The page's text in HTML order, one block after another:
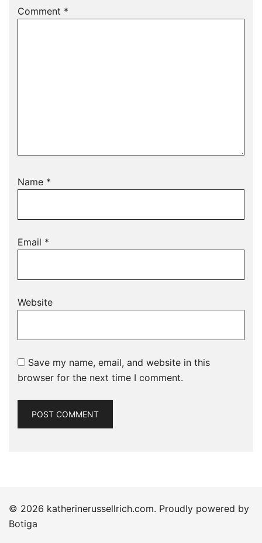
Comment *
Name *
Email *
Website
Save my name, email, and website in this
browser for the next time I comment.
© 2026 katherinerussellrich.com. Proudly powered by
Botiga